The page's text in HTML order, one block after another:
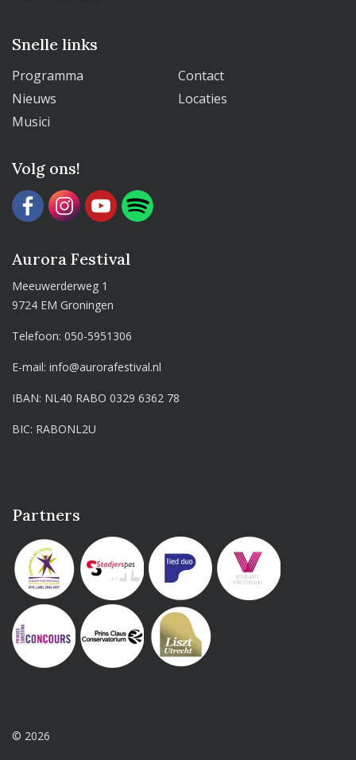
Snelle links
Programma
Contact
Nieuws
Locaties
Musici
Volg ons!
Aurora Festival
Meeuwerderweg 1
9724 EM Groningen
Telefoon:050-5951306
E-mail:info@aurorafestival.nl
IBAN: NL40 RABO 0329 6362 78
BIC: RABONL2U
Partners
© 2026